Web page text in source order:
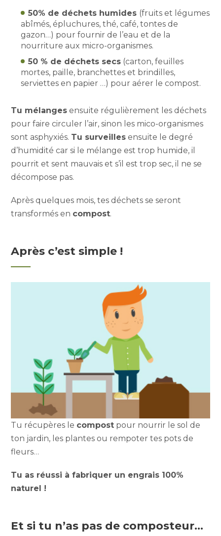
50% de déchets humides (fruits et légumes
abîmés, épluchures, thé, café, tontes de
gazon…) pour fournir de l’eau et de la
nourriture aux micro-organismes.
50 % de déchets secs (carton, feuilles
mortes, paille, branchettes et brindilles,
serviettes en papier …) pour aérer le compost.
Tu mélanges ensuite régulièrement les déchets
pour faire circuler l’air, sinon les mico-organismes
sont asphyxiés. Tu surveilles ensuite le degré
d’humidité car si le mélange est trop humide, il
pourrit et sent mauvais et s’il est trop sec, il ne se
décompose pas.
Après quelques mois, tes déchets se seront
transformés en compost.
Après c’est simple !
Tu récupères le compost pour nourrir le sol de
ton jardin, les plantes ou rempoter tes pots de
fleurs…
Tu as réussi à fabriquer un engrais 100%
naturel !
Et si tu n’as pas de composteur…